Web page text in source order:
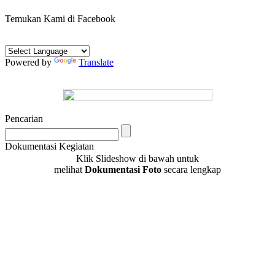
Temukan Kami di Facebook
Powered by Translate
Pencarian
Dokumentasi Kegiatan
Klik Slideshow di bawah untuk
melihatDokumentasi Foto secara lengkap